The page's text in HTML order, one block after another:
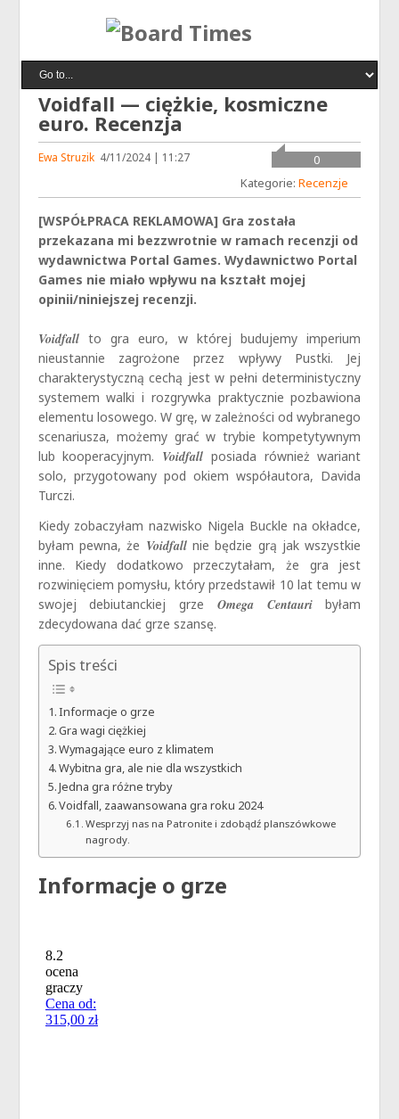
Voidfall — ciężkie, kosmiczne
euro. Recenzja
Ewa Struzik 4/11/2024 | 11:27
0
Kategorie:Recenzje
[WSPÓŁPRACA REKLAMOWA] Gra została
przekazana mi bezzwrotnie w ramach recenzji od
wydawnictwa Portal Games. Wydawnictwo Portal
Games nie miało wpływu na kształt mojej
opinii/niniejszej recenzji.
Voidfallto gra euro, w której budujemy imperium
nieustannie zagrożone przez wpływy Pustki. Jej
charakterystyczną cechą jest w pełni deterministyczny
systemem walki i rozgrywka praktycznie pozbawiona
elementu losowego. W grę, w zależności od wybranego
scenariusza, możemy grać w trybie kompetytywnym
lub kooperacyjnym. Voidfall posiada również wariant
solo, przygotowany pod okiem współautora, Davida
Turczi.
Kiedy zobaczyłam nazwisko Nigela Buckle na okładce,
byłam pewna, że Voidfall nie będzie grą jak wszystkie
inne. Kiedy dodatkowo przeczytałam, że gra jest
rozwinięciem pomysłu, który przedstawił 10 lat temu w
swojej debiutanckiej grze Omega Centauribyłam
zdecydowana dać grze szansę.
Spis treści
Informacje o grze
Gra wagi ciężkiej
Wymagające euro z klimatem
Wybitna gra, ale nie dla wszystkich
Jedna gra różne tryby
Voidfall, zaawansowana gra roku 2024
Wesprzyj nas na Patronite i zdobądź planszówkowe
nagrody.
Informacje o grze